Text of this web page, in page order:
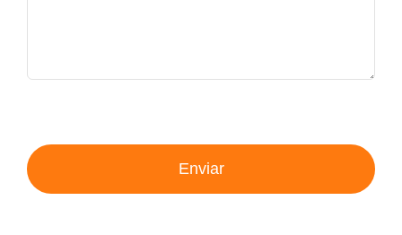
Enviar